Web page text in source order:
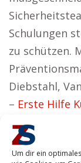
Um dir ein
Schulungen
zu schützen.
Diebstahl,
– Erste Hilfe
Baesweiler